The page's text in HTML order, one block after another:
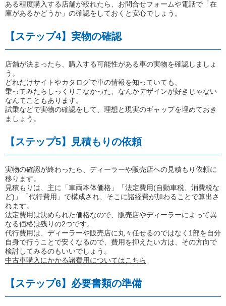
ある程度購入する店舗が絞れたら、お問合せフォームや電話で「在
庫があるかどうか」の確認をしておくと安心でしょう。
【ステップ4】実物の確認
店舗が決まったら、購入する可能性がある車の実物を確認しましょ
う。
どれだけサイトやカタログで車の情報を知っていても、
乗ってみたらしっくりこなかった、なんかデザインが好きじゃない
なんてこともあります。
試乗などで実物の確認をして、理想と現実のギャップを埋めておき
ましょう。
【ステップ5】見積もりの依頼
実物の確認が終わったら、ディーラーや販売店への見積もり依頼に
移ります。
見積もりは、主に「車両本体価格」「法定費用(自動車税、消費税な
ど)」「代行費用」で構成され、そこに諸経費が加わることで算出さ
れます。
法定費用は決められた価格なので、販売店やディーラーによって異
なる価格は残りの2つです。
代行費用は、ディーラーや販売店に丸々任せるのではなく1部を自分
自身で行うことで安くなるので、費用を抑えたい方は、その方向で
検討してみるのもいいでしょう。
中古車購入にかかる諸費用についてはこちら
【ステップ6】必要書類の準備